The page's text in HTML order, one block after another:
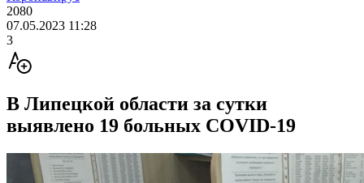
2080
07.05.2023 11:28
3
В Липецкой области за сутки
выявлено 19 больных COVID-19